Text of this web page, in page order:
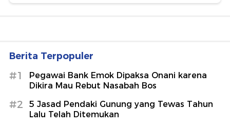
Berita Terpopuler
#1
Pegawai Bank Emok Dipaksa Onani karena
Dikira Mau Rebut Nasabah Bos
#2
5 Jasad Pendaki Gunung yang Tewas Tahun
Lalu Telah Ditemukan